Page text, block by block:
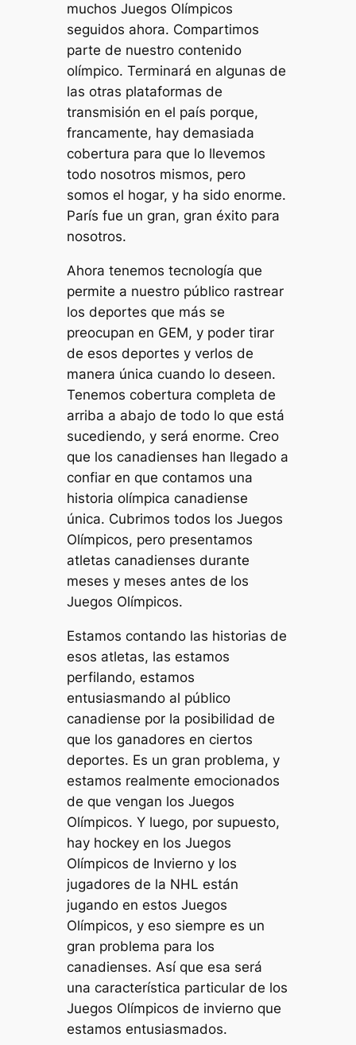
muchos Juegos Olímpicos
seguidos ahora. Compartimos
parte de nuestro contenido
olímpico. Terminará en algunas de
las otras plataformas de
transmisión en el país porque,
francamente, hay demasiada
cobertura para que lo llevemos
todo nosotros mismos, pero
somos el hogar, y ha sido enorme.
París fue un gran, gran éxito para
nosotros.
Ahora tenemos tecnología que
permite a nuestro público rastrear
los deportes que más se
preocupan en GEM, y poder tirar
de esos deportes y verlos de
manera única cuando lo deseen.
Tenemos cobertura completa de
arriba a abajo de todo lo que está
sucediendo, y será enorme. Creo
que los canadienses han llegado a
confiar en que contamos una
historia olímpica canadiense
única. Cubrimos todos los Juegos
Olímpicos, pero presentamos
atletas canadienses durante
meses y meses antes de los
Juegos Olímpicos.
Estamos contando las historias de
esos atletas, las estamos
perfilando, estamos
entusiasmando al público
canadiense por la posibilidad de
que los ganadores en ciertos
deportes. Es un gran problema, y ​​
estamos realmente emocionados
de que vengan los Juegos
Olímpicos. Y luego, por supuesto,
hay hockey en los Juegos
Olímpicos de Invierno y los
jugadores de la NHL están
jugando en estos Juegos
Olímpicos, y eso siempre es un
gran problema para los
canadienses. Así que esa será
una característica particular de los
Juegos Olímpicos de invierno que
estamos entusiasmados.